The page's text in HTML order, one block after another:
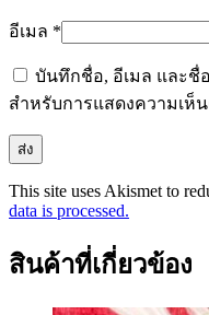
อีเมล *
บันทึกชื่อ, อีเมล และชื่
สำหรับการแสดงความเห็
This site uses Akismet to
data is processed.
สินค้าที่เกี่ยวข้อง